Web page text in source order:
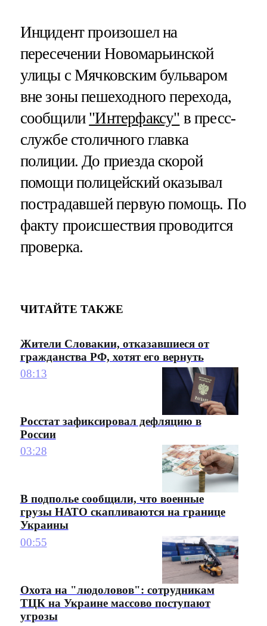
Инцидент произошел на
пересечении Новомарьинской
улицы с Мячковским бульваром
вне зоны пешеходного перехода,
сообщили "Интерфаксу" в пресс-
службе столичного главка
полиции. До приезда скорой
помощи полицейский оказывал
пострадавшей первую помощь. По
факту происшествия проводится
проверка.
ЧИТАЙТЕ ТАКЖЕ
Жители Словакии, отказавшиеся от
гражданства РФ, хотят его вернуть
08:13
Росстат зафиксировал дефляцию в
России
03:28
В подполье сообщили, что военные
грузы НАТО скапливаются на границе
Украины
00:55
Охота на "людоловов": сотрудникам
ТЦК на Украине массово поступают
угрозы